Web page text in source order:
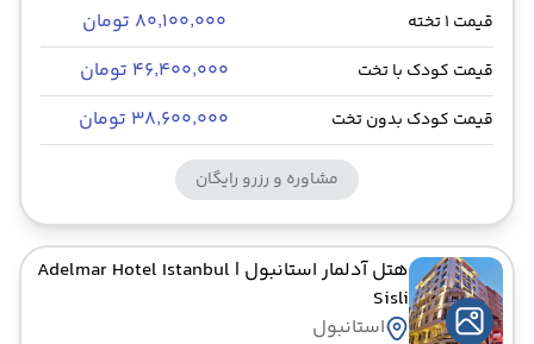
قیمت 1 تخته ۸۰٬۱۰۰٬۰۰۰ تومان
قیمت کودک با تخت ۴۶٬۴۰۰٬۰۰۰ تومان
قیمت کودک بدون تخت ۳۸٬۶۰۰٬۰۰۰ تومان
مشاوره و رزرو رایگان
هتل آدلمار استانبول | Adelmar Hotel Istanbul
Sisli
استانبول